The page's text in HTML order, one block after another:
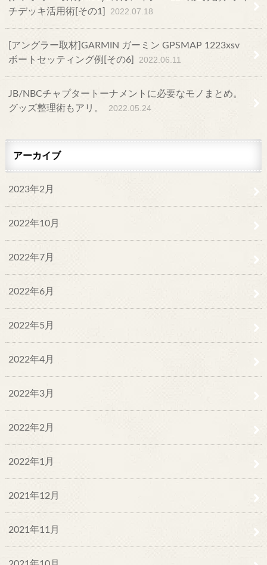
チデッキ活用術[その1]
2022.07.18
[アングラー取材]GARMIN ガーミン GPSMAP 1223xsv
ボートセッティング例[その6]
2022.06.11
JB/NBCチャプタートーナメントに必要なモノまとめ。
グッズ整理術もアリ。
2022.05.24
アーカイブ
2023年2月
2022年10月
2022年7月
2022年6月
2022年5月
2022年4月
2022年3月
2022年2月
2022年1月
2021年12月
2021年11月